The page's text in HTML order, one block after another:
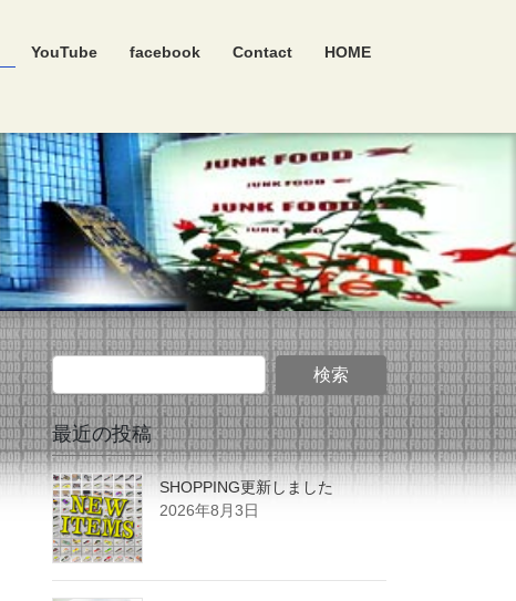
YouTube facebook Contact HOME
最近の投稿
SHOPPING更新しました
2026年8月3日